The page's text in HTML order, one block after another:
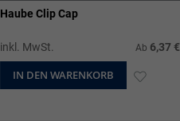
Haube Clip Cap
inkl. MwSt. Ab 6,37 €
IN DEN WARENKORB